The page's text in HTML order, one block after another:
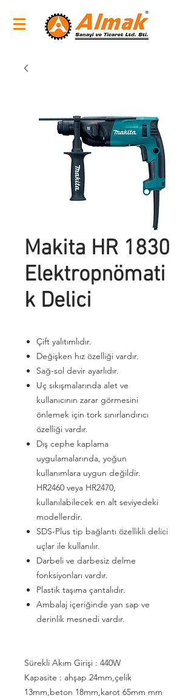
Makita HR 1830
Elektropnömati
k Delici
Çift yalıtımlıdır.
Değişken hız özelliği vardır.
Sağ-sol devir ayarlıdır.
Uç sıkışmalarında alet ve
kullanıcının zarar görmesini
önlemek için tork sınırlandırıcı
özelliği vardır.
Dış cephe kaplama
uygulamalarında, yoğun
kullanımlara uygun değildir.
HR2460 veya HR2470,
kullanılabilecek en alt seviyedeki
modellerdir.
SDS-Plus tip bağlantı özellikli delici
uçlar ile kullanılır.
Darbeli ve darbesiz delme
fonksiyonları vardır.
Plastik taşıma çantalıdır.
Ambalaj içeriğinde yan sap ve
derinlik mesnedi vardır.
Sürekli Akım Girişi : 440W
Kapasite : ahşap 24mm,çelik
13mm,beton 18mm,karot 65mm mm